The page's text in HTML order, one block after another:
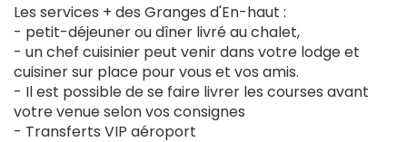
Les services + des Granges d'En-haut :
- petit-déjeuner ou dîner livré au chalet,
- un chef cuisinier peut venir dans votre lodge et
cuisiner sur place pour vous et vos amis.
- Il est possible de se faire livrer les courses avant
votre venue selon vos consignes
- Transferts VIP aéroport